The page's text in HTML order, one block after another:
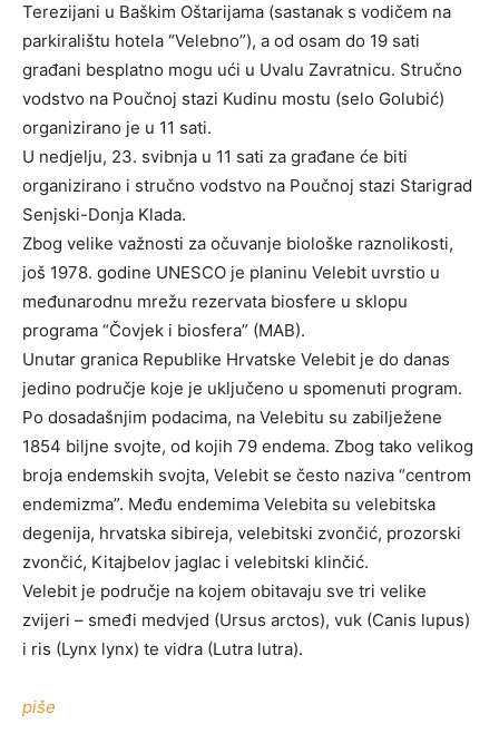
Terezijani u Baškim Oštarijama (sastanak s vodičem na
parkiralištu hotela “Velebno”), a od osam do 19 sati
građani besplatno mogu ući u Uvalu Zavratnicu. Stručno
vodstvo na Poučnoj stazi Kudinu mostu (selo Golubić)
organizirano je u 11 sati.
U nedjelju, 23. svibnja u 11 sati za građane će biti
organizirano i stručno vodstvo na Poučnoj stazi Starigrad
Senjski-Donja Klada.
Zbog velike važnosti za očuvanje biološke raznolikosti,
još 1978. godine UNESCO je planinu Velebit uvrstio u
međunarodnu mrežu rezervata biosfere u sklopu
programa “Čovjek i biosfera” (MAB).
Unutar granica Republike Hrvatske Velebit je do danas
jedino područje koje je uključeno u spomenuti program.
Po dosadašnjim podacima, na Velebitu su zabilježene
1854 biljne svojte, od kojih 79 endema. Zbog tako velikog
broja endemskih svojta, Velebit se često naziva “centrom
endemizma”. Među endemima Velebita su velebitska
degenija, hrvatska sibireja, velebitski zvončić, prozorski
zvončić, Kitajbelov jaglac i velebitski klinčić.
Velebit je područje na kojem obitavaju sve tri velike
zvijeri – smeđi medvjed (Ursus arctos), vuk (Canis lupus)
i ris (Lynx lynx) te vidra (Lutra lutra).
piše